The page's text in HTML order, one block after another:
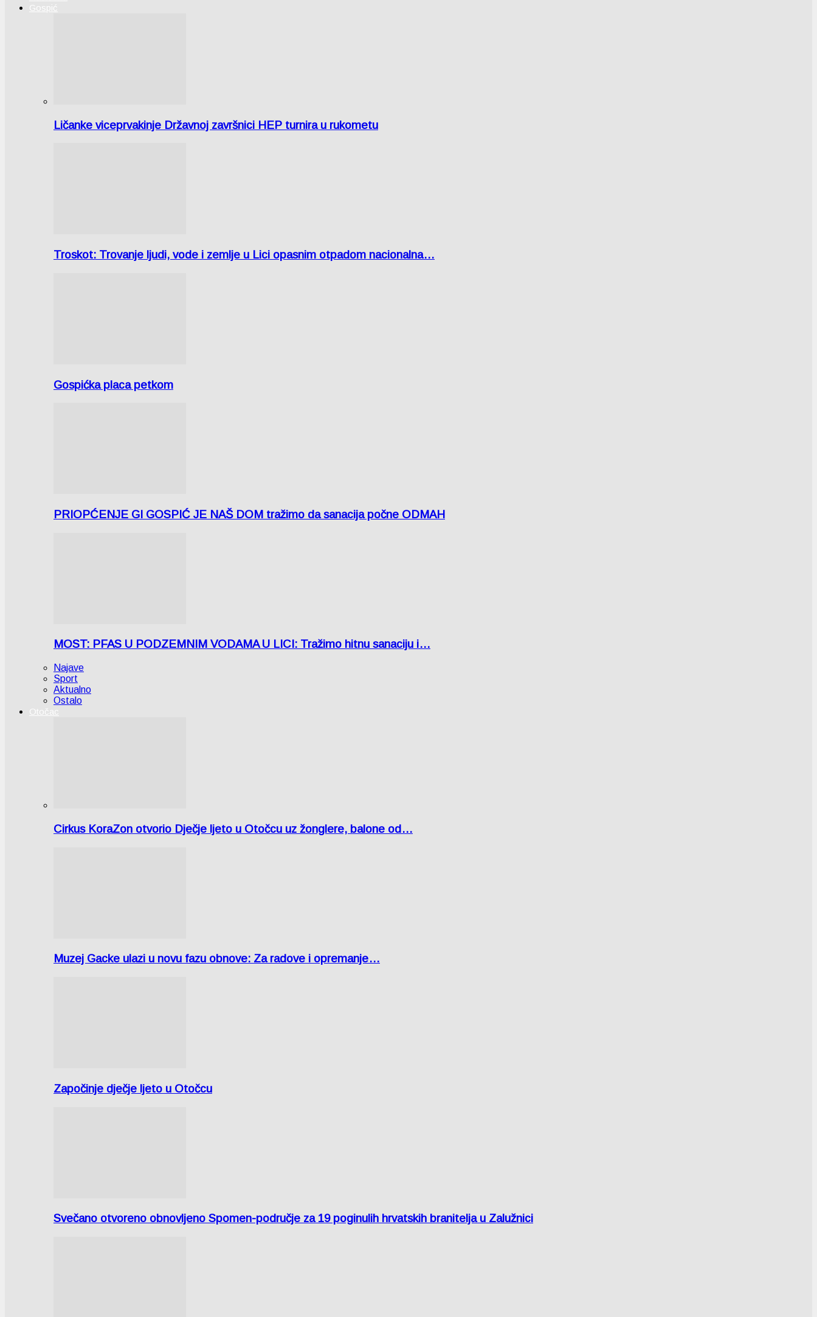
Gospić
Ličanke viceprvakinje Državnoj završnici HEP turnira u rukometu
Troskot: Trovanje ljudi, vode i zemlje u Lici opasnim otpadom nacionalna…
Gospićka placa petkom
PRIOPĆENJE GI GOSPIĆ JE NAŠ DOM tražimo da sanacija počne ODMAH
MOST: PFAS U PODZEMNIM VODAMA U LICI: Tražimo hitnu sanaciju i…
Najave
Sport
Aktualno
Ostalo
Otočac
Cirkus KoraZon otvorio Dječje ljeto u Otočcu uz žonglere, balone od…
Muzej Gacke ulazi u novu fazu obnove: Za radove i opremanje…
Započinje dječje ljeto u Otočcu
Svečano otvoreno obnovljeno Spomen-područje za 19 poginulih hrvatskih branitelja u Zalužnici